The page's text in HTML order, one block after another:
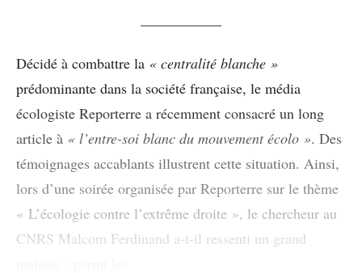
Décidé à combattre la « centralité blanche »
prédominante dans la société française, le média
écologiste Reporterre a récemment consacré un long
article à « l’entre-soi blanc du mouvement écolo ». Des
témoignages accablants illustrent cette situation. Ainsi,
lors d’une soirée organisée par Reporterre sur le thème
« L’écologie contre l’extrême droite », le chercheur au
CNRS Malcom Ferdinand a-t-il ressenti un grand